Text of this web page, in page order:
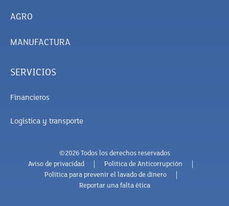
AGRO
MANUFACTURA
SERVICIOS
Financieros
Logística y transporte
©2026 Todos los derechos reservados
Aviso de privacidad
Politica de Anticorrupción
Política para prevenir el lavado de dinero
Reportar una falta ética